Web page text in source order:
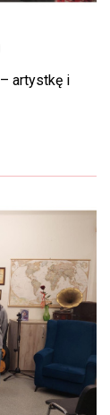
artystkę i